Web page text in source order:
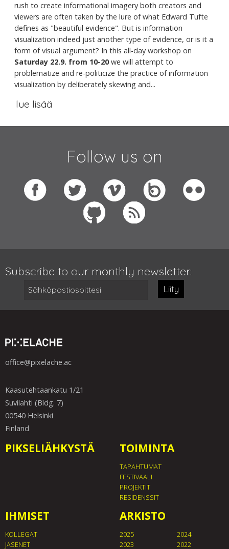
rush to create informational imagery both creators and
viewers are often taken by the lure of what Edward Tufte
defines as "beautiful evidence". But is information
visualization indeed just another type of evidence, or is it a
form of visual argument? In this all-day workshop on
Saturday 22.9. from 10-20we will attempt to
problematize and re-politicize the practice of information
visualization by deliberately skewing and...
lue lisää
Follow us on
Subscribe to our monthly newsletter:
Liity
office@pixelache.ac
Kaasutehtaankatu 1/21
Suvilahti (Bldg. 7)
00540 Helsinki
Finland
PIKSELIÄHKYSTÄ TOIMINTA
TAPAHTUMAT
FESTIVAALI
PROJEKTIT
RESIDENSSIT
IHMISET
KOLLEGAT
JÄSENET
ARKISTO
2025
2024
2023
2022